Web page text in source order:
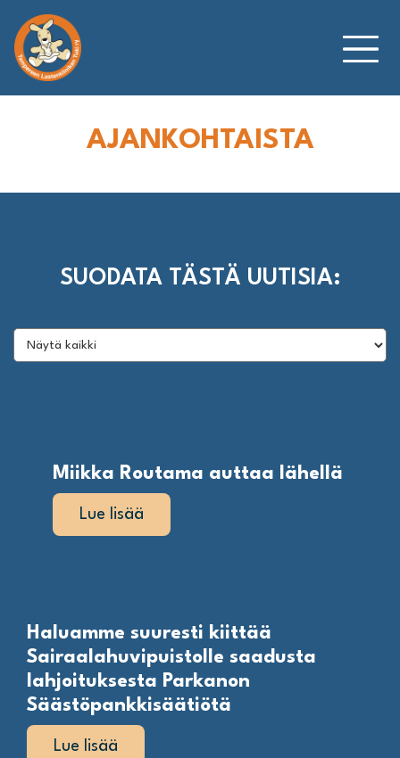
sisältöön
AJANKOHTAISTA
SUODATA TÄSTÄ UUTISIA:
Miikka Routama auttaa lähellä
Lue lisää
Haluamme suuresti kiittää
Sairaalahuvipuistolle saadusta
lahjoituksesta Parkanon
Säästöpankkisäätiötä
Lue lisää